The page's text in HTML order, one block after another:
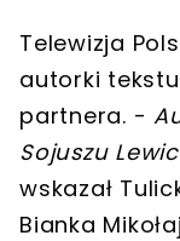
Telewizja
autorki
partnera. -
Sojuszu
wskazał
Bianka